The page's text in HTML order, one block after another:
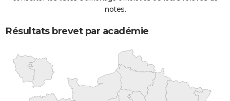
notes.
Résultats brevet par académie